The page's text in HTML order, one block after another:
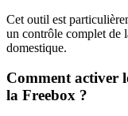
Cet outil est
un contrôle complet de
domestique.
Comment activer
la Freebox ?